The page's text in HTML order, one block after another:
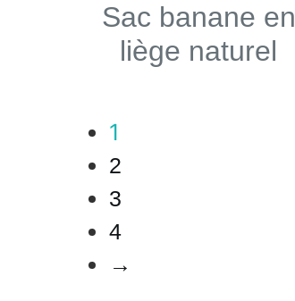
Sac banane en
liège naturel
1
2
3
4
→